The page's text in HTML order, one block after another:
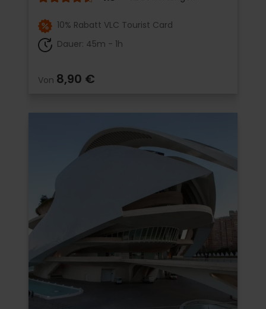
10% Rabatt VLC Tourist Card
Dauer: 45m - 1h
Von 8,90 €